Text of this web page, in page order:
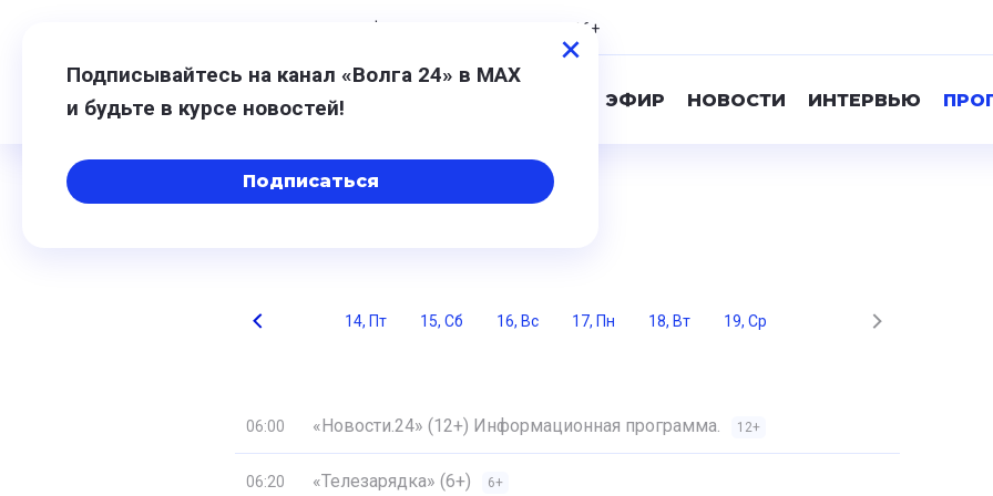
16+
ПРЯМОЙ ЭФИР НОВОСТИ ИНТЕРВЬЮ
Программа
14, Пт 15, Сб 16, Вс 17, Пн 18, Вт 19, Ср
06:00 «Новости.24» (12+) Информационная программа. 12+
06:20 «Телезарядка» (6+) 6+
Подписывайтесь на канал «Волга 24» в МАХ
и будьте в курсе новостей!
Подписаться